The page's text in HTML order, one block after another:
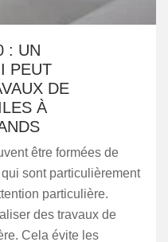
: UN
PEUT
DE
À
être formées de
sont particulièrement
particulière.
des travaux de
Cela évite les